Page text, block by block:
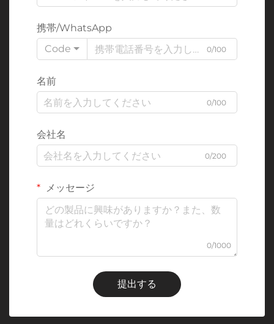
携帯/WhatsApp
Code
0/100
名前
0/100
会社名
0/200
メッセージ
0/1000
提出する